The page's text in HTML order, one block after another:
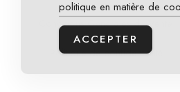
Conditions Générales de Vente
Politique de confidentialité
politique en matière de
ACCEPTER